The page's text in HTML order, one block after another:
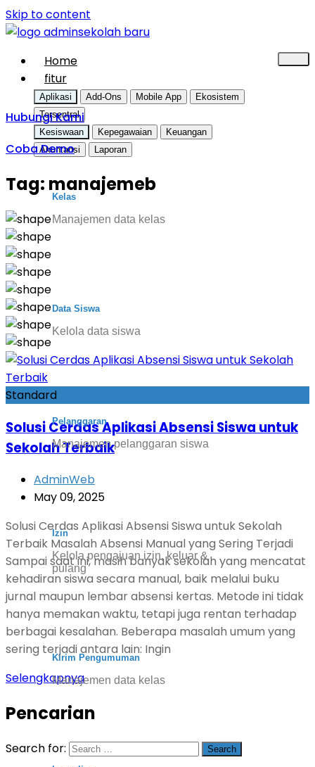
Skip to content
Home
fitur
Aplikasi Add-Ons Mobile App
Ekosistem
Tersentral
Kesiswaan
Kepegawaian
Keuangan
Akuntansi
Laporan
Kelas
Manajemen data kelas
Data Siswa
Kelola data siswa
Pelanggaran
Manajemen pelanggaran siswa
Izin
Kelola pengajuan izin, keluar &
pulang
Kirim Pengumuman
Manajemen data kelas
Hubungi Kami
Coba Demo
Tag: manajemeb
Standard
Solusi Cerdas Aplikasi Absensi Siswa untuk
Sekolah Terbaik
AdminWeb
May 09, 2025
Solusi Cerdas Aplikasi Absensi Siswa untuk Sekolah
Terbaik Masalah Absensi Manual yang Sering Terjadi
Sampai saat ini, masih banyak sekolah yang mencatat
kehadiran siswa secara manual, baik melalui buku
jurnal maupun lembar absensi kertas. Metode ini tidak
hanya memakan waktu, tetapi juga rentan terhadap
berbagai kesalahan. Beberapa masalah umum yang
sering terjadi antara lain: Ingin
Selengkapnya
Pencarian
Search for: